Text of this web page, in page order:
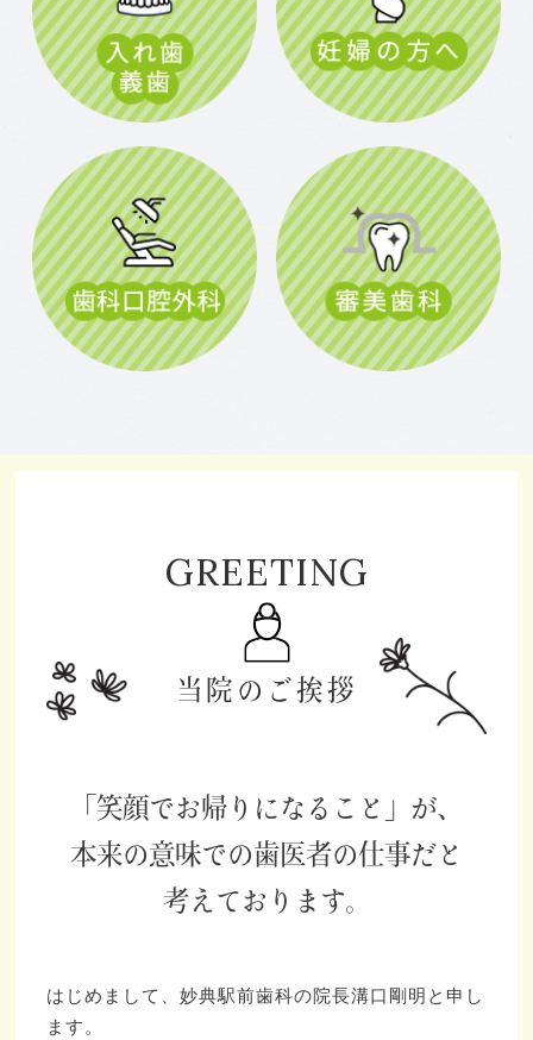
GREETING
当院のご挨拶
「笑顔でお帰りになること」が、
本来の意味での歯医者の仕事だと
考えております。
はじめまして、妙典駅前歯科の院長溝口剛明と申し
ます。